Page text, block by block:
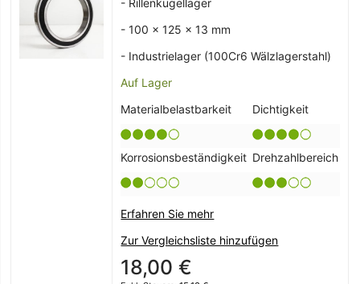
- Rillenkugellager
- 100 x 125 x 13 mm
- Industrielager (100Cr6 Wälzlagerstahl)
Auf Lager
Materialbelastbarkeit
Dichtigkeit
Korrosionsbeständigkeit Drehzahlbereich
Erfahren Sie mehr
Zur Vergleichsliste hinzufügen
18,00 €